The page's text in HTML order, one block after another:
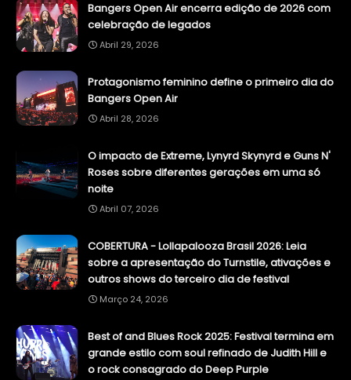
Bangers Open Air encerra edição de 2026 com
celebração de legados
Abril 29, 2026
Protagonismo feminino define o primeiro dia do
Bangers Open Air
Abril 28, 2026
O impacto de Extreme, Lynyrd Skynyrd e Guns N'
Roses sobre diferentes gerações em uma só
noite
Abril 07, 2026
COBERTURA - Lollapalooza Brasil 2026: Leia
sobre a apresentação do Turnstile, ativações e
outros shows do terceiro dia de festival
Março 24, 2026
Best of and Blues Rock 2025: Festival termina em
grande estilo com soul refinado de Judith Hill e
o rock consagrado do Deep Purple